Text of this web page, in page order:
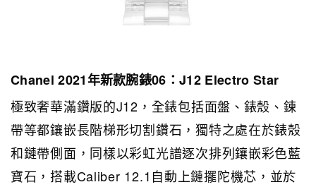
Chanel 2021年新款腕錶06：J12 Electro Star
極致奢華滿鑽版的J12，全錶包括面盤、錶殼、鍊
帶等都鑲嵌長階梯形切割鑽石，獨特之處在於錶殼
和鏈帶側面，同樣以彩虹光譜逐次排列鑲嵌彩色藍
寶石，搭載Caliber 12.1自動上鏈擺陀機芯，並於